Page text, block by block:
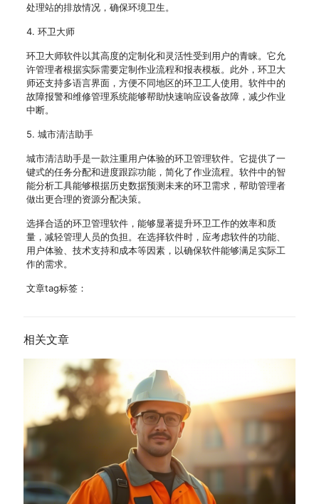
处理站的排放情况，确保环境卫生。
4. 环卫大师
环卫大师软件以其高度的定制化和灵活性受到用户的青睐。它允
许管理者根据实际需要定制作业流程和报表模板。此外，环卫大
师还支持多语言界面，方便不同地区的环卫工人使用。软件中的
故障报警和维修管理系统能够帮助快速响应设备故障，减少作业
中断。
5. 城市清洁助手
城市清洁助手是一款注重用户体验的环卫管理软件。它提供了一
键式的任务分配和进度跟踪功能，简化了作业流程。软件中的智
能分析工具能够根据历史数据预测未来的环卫需求，帮助管理者
做出更合理的资源分配决策。
选择合适的环卫管理软件，能够显著提升环卫工作的效率和质
量，减轻管理人员的负担。在选择软件时，应考虑软件的功能、
用户体验、技术支持和成本等因素，以确保软件能够满足实际工
作的需求。
文章tag标签：
相关文章